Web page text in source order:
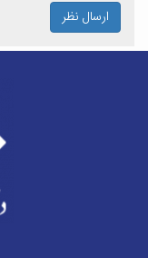
ارسال نظر